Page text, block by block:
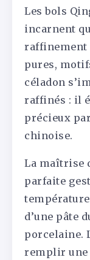
Les bols
incarnent
raffinement
pures,
céladon
raffinés : il
précieux
chinoise.
La maîtrise
parfaite
d’une pâte
porcelaine.
remplir une